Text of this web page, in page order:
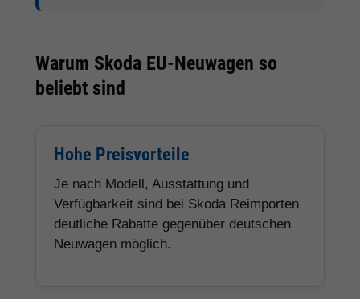
Warum Skoda EU-Neuwagen so
beliebt sind
Hohe Preisvorteile
Je nach Modell, Ausstattung und
Verfügbarkeit sind bei Skoda Reimporten
deutliche Rabatte gegenüber deutschen
Neuwagen möglich.